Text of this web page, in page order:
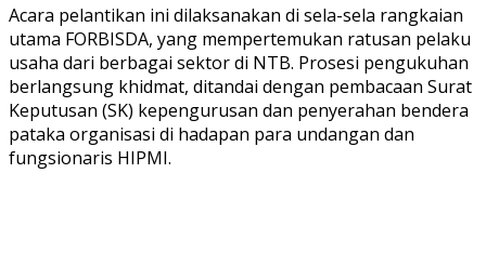
Acara pelantikan ini dilaksanakan di sela-sela rangkaian
utama FORBISDA, yang mempertemukan ratusan pelaku
usaha dari berbagai sektor di NTB. Prosesi pengukuhan
berlangsung khidmat, ditandai dengan pembacaan Surat
Keputusan (SK) kepengurusan dan penyerahan bendera
pataka organisasi di hadapan para undangan dan
fungsionaris HIPMI.